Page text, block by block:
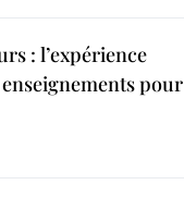
: l’expérience
pour